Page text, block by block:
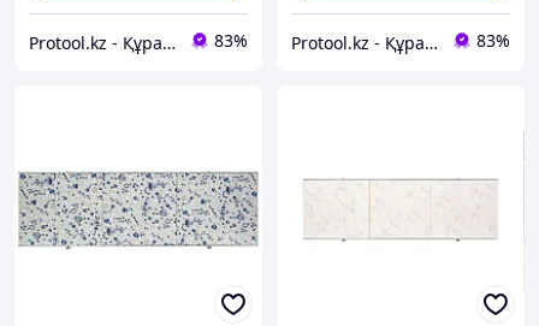
Protool.kz - Құрал сайман магазины 83% Protool.kz - Құрал сайман магазины 83%